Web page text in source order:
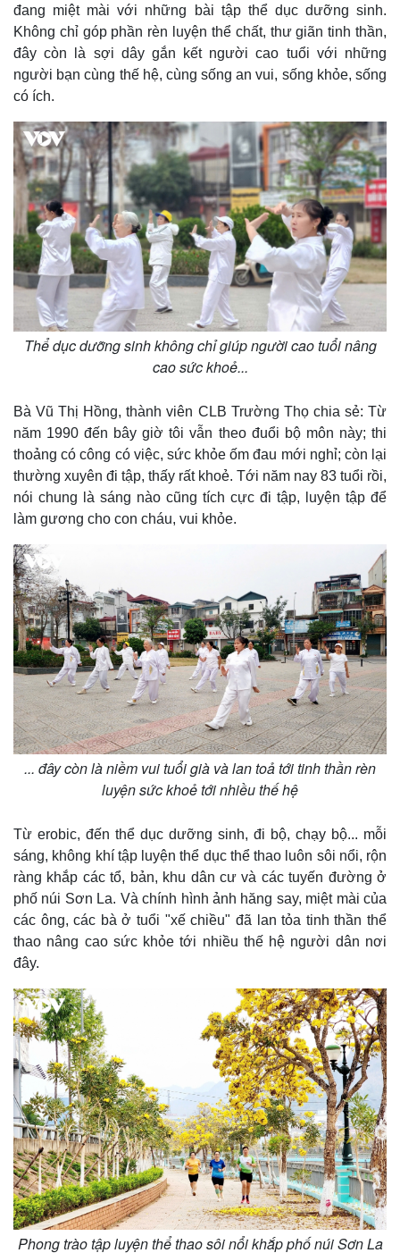
Kinh tế
Thị trường
Giá vàng
Chứng khoán
Giá cà phê
đang miệt mài với những bài tập thể dục dưỡng sinh.
Không chỉ góp phần rèn luyện thể chất, thư giãn tinh thần,
đây còn là sợi dây gắn kết người cao tuổi với những
người bạn cùng thế hệ, cùng sống an vui, sống khỏe, sống
có ích.
Thể dục dưỡng sinh không chỉ giúp người cao tuổi nâng
cao sức khoẻ...
Bà Vũ Thị Hồng, thành viên CLB Trường Thọ chia sẻ: Từ
năm 1990 đến bây giờ tôi vẫn theo đuổi bộ môn này; thi
thoảng có công có việc, sức khỏe ốm đau mới nghỉ; còn lại
thường xuyên đi tập, thấy rất khoẻ. Tới năm nay 83 tuổi rồi,
nói chung là sáng nào cũng tích cực đi tập, luyện tập để
làm gương cho con cháu, vui khỏe.
... đây còn là niềm vui tuổi già và lan toả tới tinh thần rèn
luyện sức khoẻ tới nhiều thế hệ
Từ erobic, đến thể dục dưỡng sinh, đi bộ, chạy bộ... mỗi
sáng, không khí tập luyện thể dục thể thao luôn sôi nổi, rộn
ràng khắp các tổ, bản, khu dân cư và các tuyến đường ở
phố núi Sơn La. Và chính hình ảnh hăng say, miệt mài của
các ông, các bà ở tuổi "xế chiều" đã lan tỏa tinh thần thể
thao nâng cao sức khỏe tới nhiều thế hệ người dân nơi
đây.
Phong trào tập luyện thể thao sôi nổi khắp phố núi Sơn La